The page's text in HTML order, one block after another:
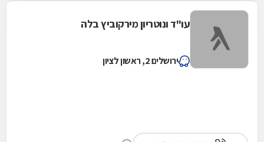
עו"ד ונוטריון מירקוביץ בלה
ירושלים 2, ראשון לציון